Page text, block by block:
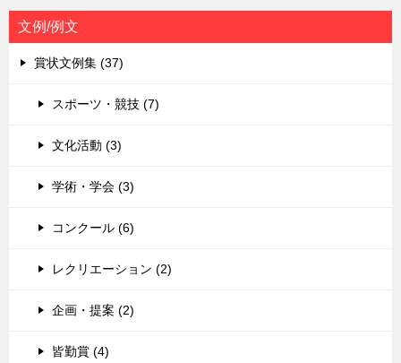
ョ
ン
文例/例文
賞状文例集 (37)
スポーツ・競技 (7)
文化活動 (3)
学術・学会 (3)
コンクール (6)
レクリエーション (2)
企画・提案 (2)
皆勤賞 (4)